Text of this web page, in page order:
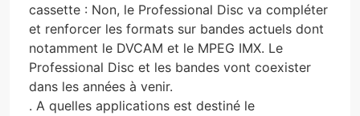
cassette : Non, le Professional Disc va compléter
et renforcer les formats sur bandes actuels dont
notamment le DVCAM et le MPEG IMX. Le
Professional Disc et les bandes vont coexister
dans les années à venir.
. A quelles applications est destiné le